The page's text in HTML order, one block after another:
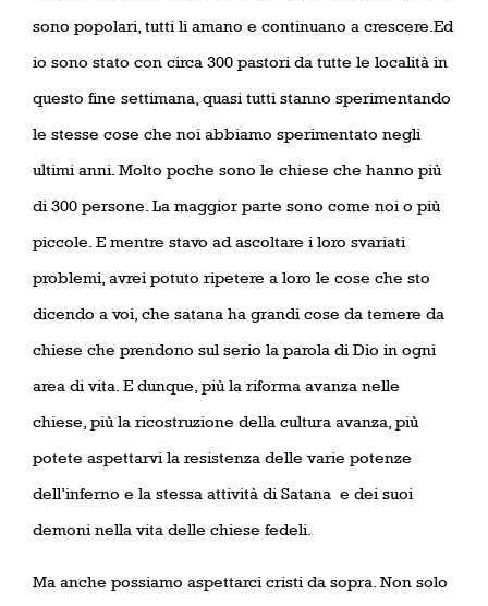
sono popolari, tutti li amano e continuano a crescere.Ed
io sono stato con circa 300 pastori da tutte le località in
questo fine settimana, quasi tutti stanno sperimentando
le stesse cose che noi abbiamo sperimentato negli
ultimi anni. Molto poche sono le chiese che hanno più
di 300 persone. La maggior parte sono come noi o più
piccole. E mentre stavo ad ascoltare i loro svariati
problemi, avrei potuto ripetere a loro le cose che sto
dicendo a voi, che satana ha grandi cose da temere da
chiese che prendono sul serio la parola di Dio in ogni
area di vita. E dunque, più la riforma avanza nelle
chiese, più la ricostruzione della cultura avanza, più
potete aspettarvi la resistenza delle varie potenze
dell’inferno e la stessa attività di Satana e dei suoi
demoni nella vita delle chiese fedeli.
Ma anche possiamo aspettarci cristi da sopra. Non solo